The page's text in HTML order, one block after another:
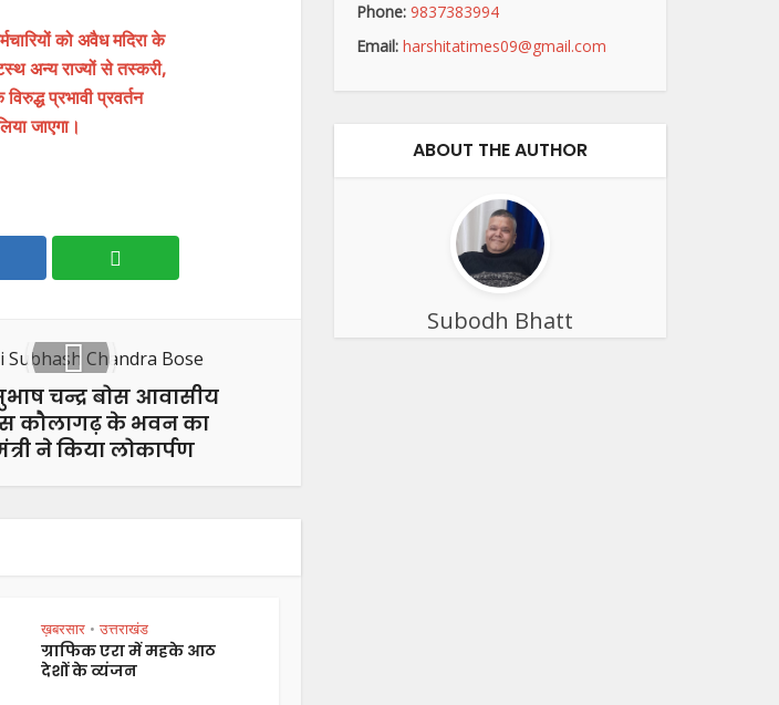
को अवैध मदिरा के
अन्य राज्यों से तस्करी,
प्रभावी प्रवर्तन
जाएगा।
चन्द्र बोस आवासीय
कौलागढ़ के भवन का
ने किया लोकार्पण
ख़बरसार • उत्तराखंड
ग्राफिक एरा में महके आठ
देशों के व्यंजन
Phone: 9837383994
Email: harshitatimes09@gmail.com
ABOUT THE AUTHOR
Subodh Bhatt